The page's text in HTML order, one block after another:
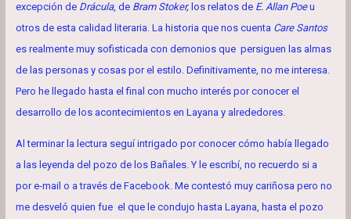
excepción de Drácula, de Bram Stoker, los relatos de E. Allan Poeu
otros de esta calidad literaria. La historia que nos cuenta Care Santos
es realmente muy sofisticada con demonios que persiguen las almas
de las personas y cosas por el estilo. Definitivamente, no me interesa.
Pero he llegado hasta el final con mucho interés por conocer el
desarrollo de los acontecimientos en Layana y alrededores.
Al terminar la lectura seguí intrigado por conocer cómo había llegado
a las leyenda del pozo de los Bañales. Y le escribí, no recuerdo si a
por e-mail o a través de Facebook. Me contestó muy cariñosa pero no
me desveló quien fue el que le condujo hasta Layana, hasta el pozo